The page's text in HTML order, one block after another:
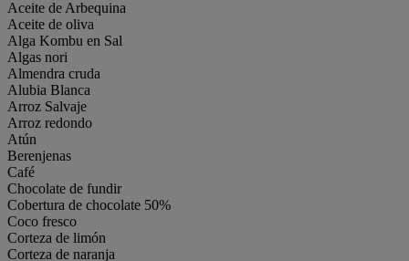
Aceite de Arbequina
Aceite de oliva
Alga Kombu en Sal
Algas nori
Almendra cruda
Alubia Blanca
Arroz Salvaje
Arroz redondo
Atún
Berenjenas
Café
Chocolate de fundir
Cobertura de chocolate 50%
Coco fresco
Corteza de limón
Corteza de naranja